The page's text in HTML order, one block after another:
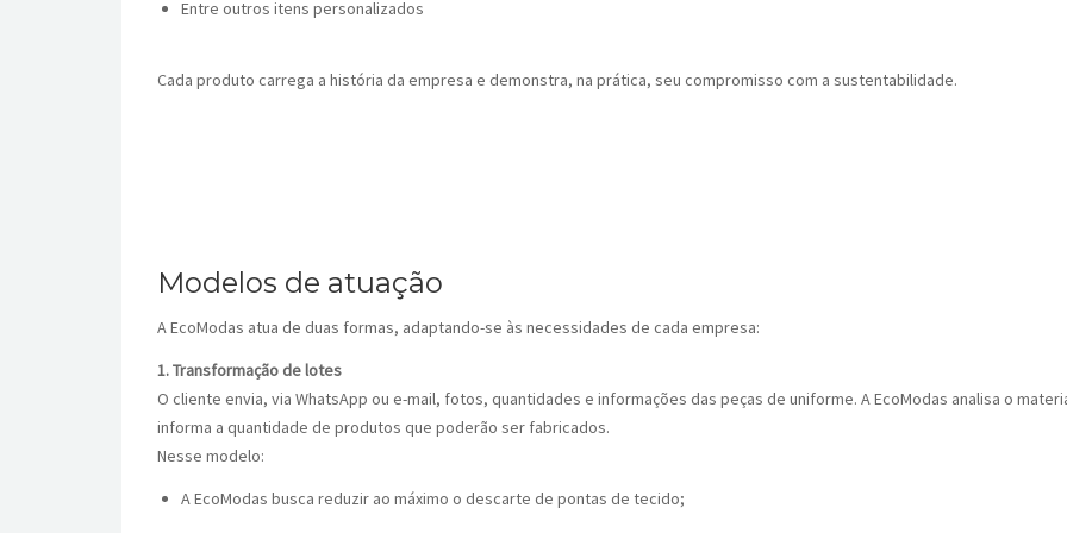
Entre outros itens personalizados
Cada produto carrega a história da empresa e demonstra, na prática, seu compromisso com a sustentabilidade.
Modelos de atuação
A EcoModas atua de duas formas, adaptando-se às necessidades de cada empresa:
1. Transformação de lotes
O cliente envia, via WhatsApp ou e-mail, fotos, quantidades e informações das peças de uniforme. A EcoModas analisa o
informa a quantidade de produtos que poderão ser fabricados.
Nesse modelo:
A EcoModas busca reduzir ao máximo o descarte de pontas de tecido;